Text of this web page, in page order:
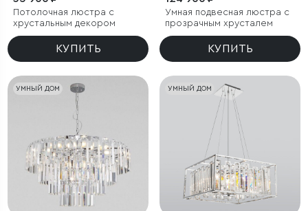
Потолочная люстра с
хрустальным декором
КУПИТЬ
Умная подвесная люстра с
прозрачным хрусталем
КУПИТЬ
УМНЫЙ ДОМ УМНЫЙ ДОМ